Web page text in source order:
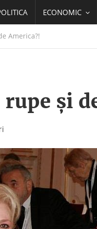
ECONOMIC
America?!
şi